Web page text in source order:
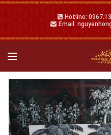
Hotline:
Email: